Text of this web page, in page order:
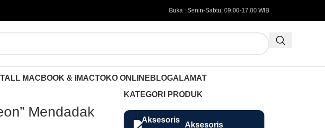
Buka : Senin-Sabtu, 09.00-17.00 WIB
MACBOOK & IMACTOKO ONLINE BLOGALAMAT
Mendadak
KATEGORI PRODUK
Aksesoris